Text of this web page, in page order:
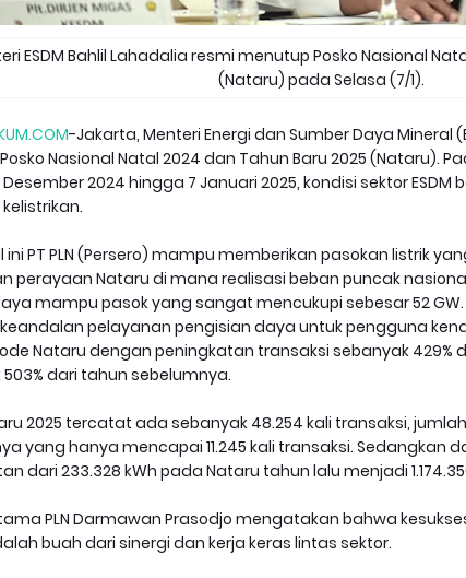
ESDM Bahlil Lahadalia resmi menutup Posko Nasional
(Nataru) pada Selasa (7/1).
-Jakarta, Menteri Energi dan Sumber Daya Mineral
Nasional Natal 2024 dan Tahun Baru 2025 (Nataru).
Desember 2024 hingga 7 Januari 2025, kondisi sektor
ini PT PLN (Persero) mampu memberikan pasokan listrik
perayaan Nataru di mana realisasi beban puncak
mampu pasok yang sangat mencukupi sebesar 52 GW.
pelayanan pengisian daya untuk pengguna
Nataru dengan peningkatan transaksi sebanyak 429%
dari tahun sebelumnya.
2025 tercatat ada sebanyak 48.254 kali transaksi,
yang hanya mencapai 11.245 kali transaksi. Sedangkan
dari 233.328 kWh pada Nataru tahun lalu menjadi
PLN Darmawan Prasodjo mengatakan bahwa
buah dari sinergi dan kerja keras lintas sektor.